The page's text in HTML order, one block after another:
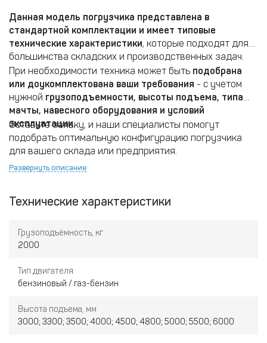
Данная модель погрузчика представлена в
стандартной комплектации и имеет типовые
технические характеристики, которые подходят для
большинства складских и производственных задач.
При необходимости техника может быть подобрана
или доукомплектована ваши требования - с учетом
нужной грузоподъемности, высоты подъема, типа
мачты, навесного оборудования и условий
эксплуатации.
Оставьте заявку, и наши специалисты помогут
подобрать оптимальную конфигурацию погрузчика
для вашего склада или предприятия.
Развернуть описание
Технические характеристики
Грузоподъёмность, кг
2000
Тип двигателя
бензиновый / газ-бензин
Высота подъема, мм
3000; 3300; 3500; 4000; 4500; 4800; 5000; 5500; 6000